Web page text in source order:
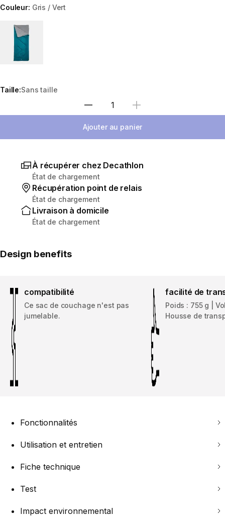
Couleur: Gris / Vert
Choose a variant
Taille:Sans taille
Sélectionnez la quantité
Ajouter au panier
À récupérer chez Decathlon
État de chargement
Récupération point de relais
État de chargement
Livraison à domicile
État de chargement
Design benefits
compatibilité
Ce sac de couchage n'est pas
jumelable.
facilité de
Poids : 755 g |
Housse de
Fonctionnalités
Utilisation et entretien
Fiche technique
Test
Impact environnemental